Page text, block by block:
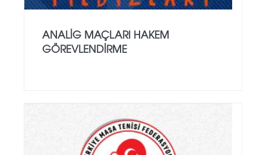
ANALİG MAÇLARI HAKEM
GÖREVLENDİRME